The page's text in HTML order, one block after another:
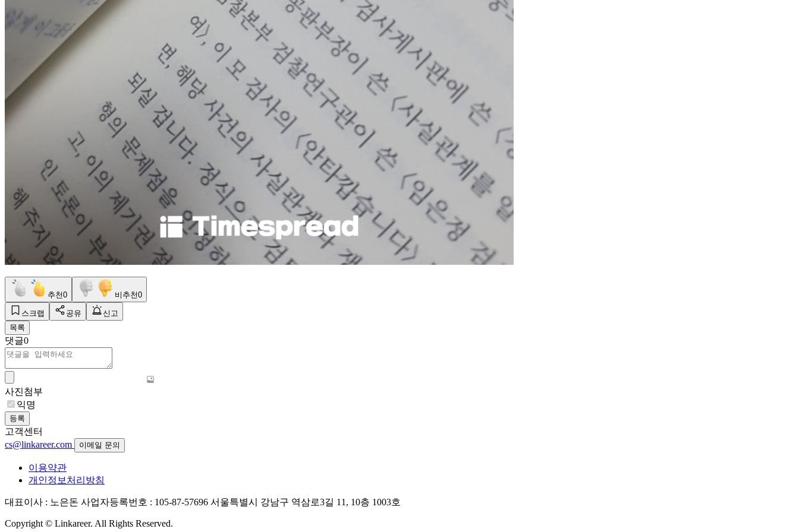
추천0 비추천0
스크랩 공유
신고
목록
댓글0
사진첨부
익명
등록
고객센터
cs@linkareer.com
이메일 문의
이용약관
개인정보처리방침
대표이사 : 노은돈 사업자등록번호 : 105-87-57696 서울특별시 강남구 역삼로3길 11, 10층 1003호
Copyright © Linkareer. All Rights Reserved.